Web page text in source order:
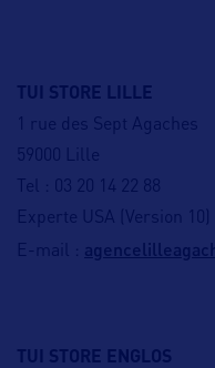
TUI STORE LILLE
1 rue des Sept Agaches
59000 Lille
Tel : 03 20 14 22 88
Experte USA (Version
E-mail :
TUI STORE ENGLOS